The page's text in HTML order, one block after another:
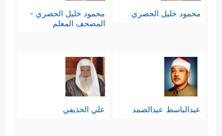
محمود خليل الحصري
محمود خليل الحصري -
المصحف المعلم
عبدالباسط عبدالصمد علي الحذيفي